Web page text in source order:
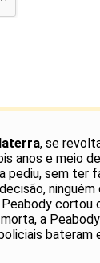
, se
e meio
sem ter
a